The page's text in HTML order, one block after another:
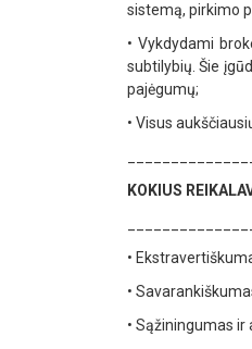
sistemą, pirkimo
• Vykdydami
subtilybių. Šie
pajėgumų;
• Visus
KOKIUS
•
•
• Sąžiningumas ir